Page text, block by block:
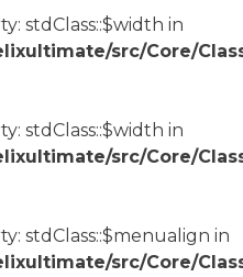
stdClass::$width in
src/Core/
stdClass::$width in
src/Core/
stdClass::$menualign in
src/Core/